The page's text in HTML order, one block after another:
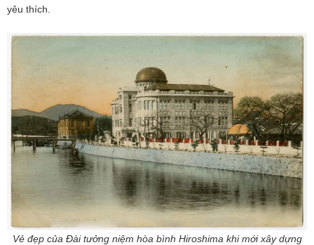
yêu thích.
Vẻ đẹp của Đài tưởng niệm hòa bình Hiroshima khi mới xây dựng